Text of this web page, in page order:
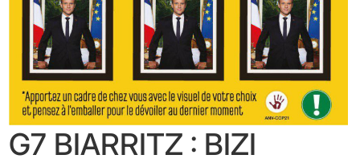
G7 BIARRITZ : BIZI